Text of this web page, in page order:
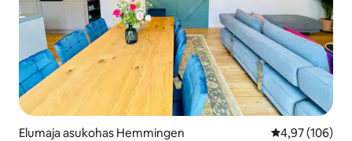
Elumaja asukohas Hemmingen Keskmine
4,97 (106)